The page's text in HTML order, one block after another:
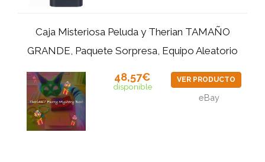
Caja Misteriosa Peluda y Therian TAMAÑO
GRANDE, Paquete Sorpresa, Equipo Aleatorio
48,57€
disponible
VER PRODUCTO
eBay